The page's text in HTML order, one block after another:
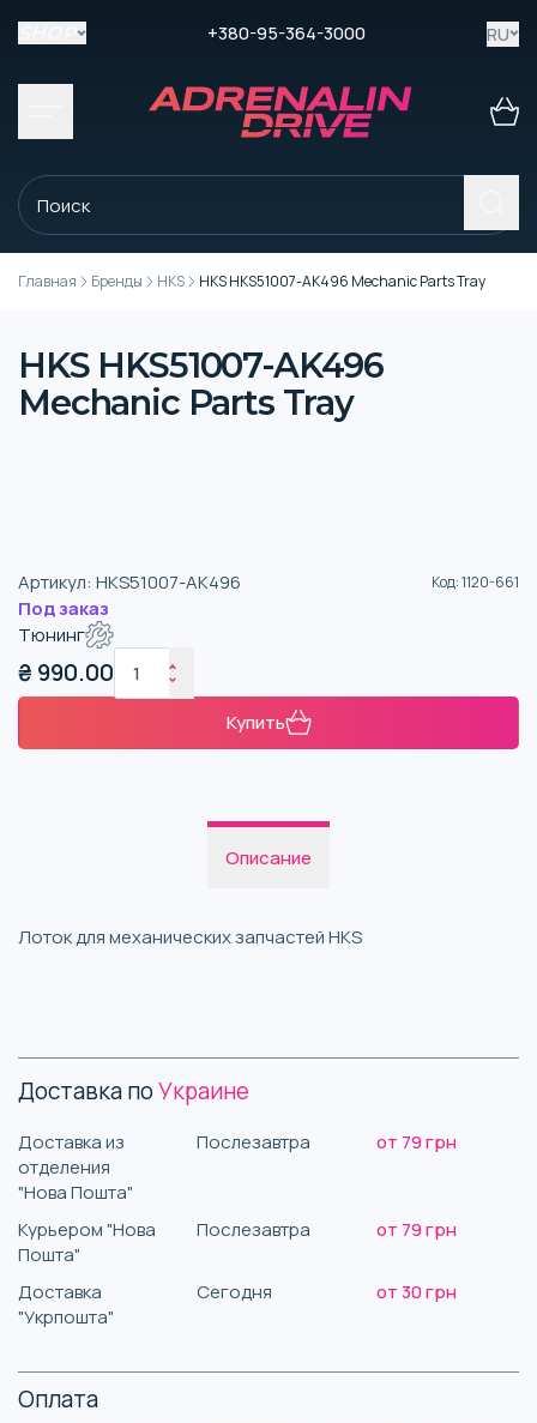
+380-95-364-3000 RU
Главная Бренды HKS HKS HKS51007-AK496 Mechanic Parts Tray
HKS HKS51007-AK496
Mechanic Parts Tray
Артикул: HKS51007-AK496 Код:1120-661
Под заказ
Тюнинг
₴ 990.00
Купить
Описание
Лоток для механических запчастей HKS
Доставка поУкраине
Доставка из
отделения
"Нова Пошта"
Послезавтра от 79 грн
Курьером "Нова
Пошта"
Послезавтра от 79 грн
Доставка
"Укрпошта"
Сегодня от 30 грн
Оплата